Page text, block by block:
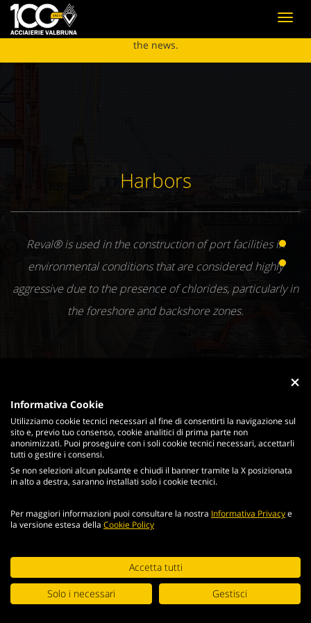
Acciaierie Valbruna has proudly received the "Global
Supplier Award 2024" from Alfa Laval Click
the news.
Harbors
Reval® is used in the construction of port facilities in
environmental conditions that are considered highly
aggressive due to the presence of chlorides, particularly in
the foreshore and backshore zones.
Continuing browsing the portal, you agree to the terms and
conditions andterms of use.
ACCEPT
Informativa Cookie
Utilizziamo cookie tecnici necessari al fine di consentirti la navigazione sul
sito e, previo tuo consenso, cookie analitici di prima parte non
anonimizzati. Puoi proseguire con i soli cookie tecnici necessari, accettarli
tutti o gestire i consensi.
Se non selezioni alcun pulsante e chiudi il banner tramite la X posizionata
in alto a destra, saranno installati solo i cookie tecnici.
Per maggiori informazioni puoi consultare la nostra Informativa Privacye
la versione estesa della Cookie Policy
Accetta tutti
Solo i necessari
Gestisci